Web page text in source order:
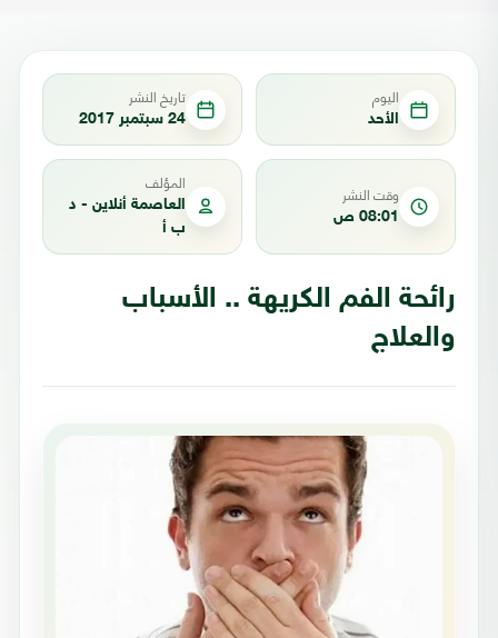
اليوم
الأحد
تاريخ النشر
24 سبتمبر 2017
وقت النشر
08:01 ص
المؤلف
العاصمة أنلاين - د
ب أ
رائحة الفم الكريهة .. الأسباب
والعلاج